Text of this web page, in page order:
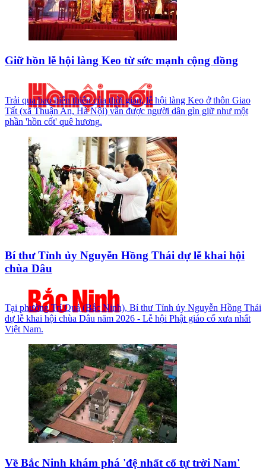
Giữ hồn lễ hội làng Keo từ sức mạnh cộng đồng
Trải qua bao biến thiên của thời gian, lễ hội làng Keo ở thôn Giao
Tất (xã Thuận An, Hà Nội) vẫn được người dân gìn giữ như một
phần 'hồn cốt' quê hương.
Bí thư Tỉnh ủy Nguyễn Hồng Thái dự lễ khai hội
chùa Dâu
Tại phường Trí Quả (Bắc Ninh), Bí thư Tỉnh ủy Nguyễn Hồng Thái
dự lễ khai hội chùa Dâu năm 2026 - Lễ hội Phật giáo cổ xưa nhất
Việt Nam.
Về Bắc Ninh khám phá 'đệ nhất cổ tự trời Nam'